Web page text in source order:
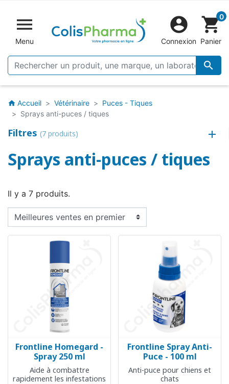

Menu


Connexion
shopping_cart0
Panier
home Accueil Vétérinaire
Puces - Tiques
Sprays anti-puces / tiques
Filtres (7 produits)
Sprays anti-puces / tiques
Il y a 7 produits.
Frontline Homegard -
Spray 250 ml
Aide à combattre
rapidement les infestations
Frontline Spray Anti-
Puce - 100 ml
Anti-puce pour chiens et
chats